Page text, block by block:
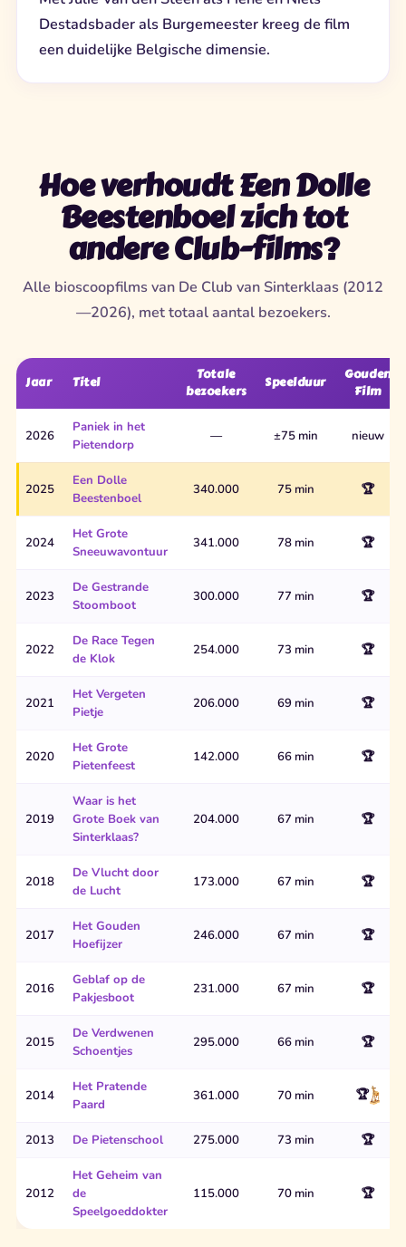
Destadsbader als Burgemeester kreeg de film
een duidelijke Belgische dimensie.
Hoe verhoudt Een Dolle
Beestenboel zich tot
andere Club-films?
Alle bioscoopfilms van De Club van Sinterklaas (2012
—2026), met totaal aantal bezoekers.
Jaar Titel
Totale
bezoekers
Speelduur
Gouden
Film
2026
Paniek in het
Pietendorp
— ±75 min nieuw
2025
Een Dolle
Beestenboel
340.000 75 min 🏆
2024
Het Grote
Sneeuwavontuur
341.000 78 min 🏆
2023
De Gestrande
Stoomboot
300.000 77 min 🏆
2022
De Race Tegen
de Klok
254.000 73 min 🏆
2021
Het Vergeten
Pietje
206.000 69 min 🏆
2020
Het Grote
Pietenfeest
142.000 66 min 🏆
2019
Waar is het
Grote Boek van
Sinterklaas?
204.000 67 min 🏆
2018
De Vlucht door
de Lucht
173.000 67 min 🏆
2017
Het Gouden
Hoefijzer
246.000 67 min 🏆
2016
Geblaf op de
Pakjesboot
231.000 67 min 🏆
2015
De Verdwenen
Schoentjes
295.000 66 min 🏆
2014
Het Pratende
Paard
361.000 70 min 🏆
2013 De Pietenschool 275.000 73 min 🏆
2012
Het Geheim van
de
Speelgoeddokter
115.000 70 min 🏆